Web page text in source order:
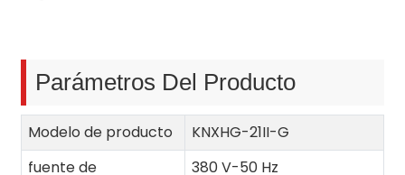
Parámetros Del Producto
Modelo de producto
KNXHG-21II-G
fuente de
380 V-50 Hz